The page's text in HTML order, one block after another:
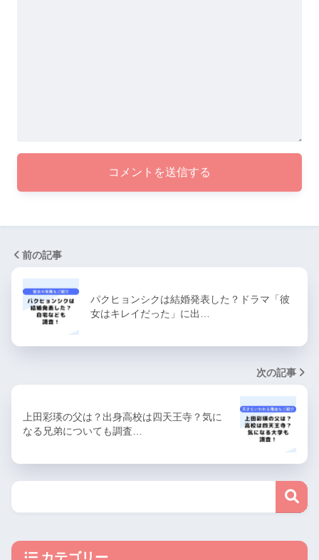
前の記事
パクヒョンシクは結婚発表した？ドラマ「彼
女はキレイだった」に出…
次の記事
上田彩瑛の父は？出身高校は四天王寺？気に
なる兄弟についても調査…